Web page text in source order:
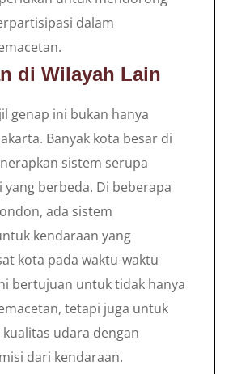
dalam
di Wilayah Lain
genap ini bukan hanya
Banyak kota besar di
sistem serupa
yang berbeda. Di beberapa
ada sistem
kendaraan yang
kota pada waktu-waktu
bertujuan untuk tidak hanya
tetapi juga untuk
udara dengan
dari kendaraan.